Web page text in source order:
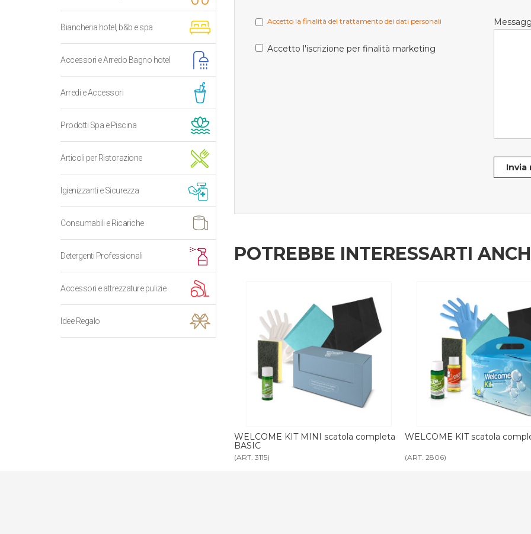
Biancheria hotel, b&b e spa
Accessori e Arredo Bagno hotel
Arredi e Accessori
Prodotti Spa e Piscina
Articoli per Ristorazione
Igienizzanti e Sicurezza
Consumabili e Ricariche
Detergenti Professionali
Accessori e attrezzature pulizie
Idee Regalo
Accetto la finalità del trattamento dei dati personali
Accetto l'iscrizione per finalità marketing
Invia
POTREBBE INTERESSARTI
WELCOME KIT scatola completa BASIC
(ART. 2806)
WELCOME KIT
(ART. 1984 - 3107 - 3312)